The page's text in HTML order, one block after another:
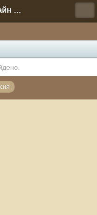
Форум онлайн игры "Новая Эра" (Нюра Биз)